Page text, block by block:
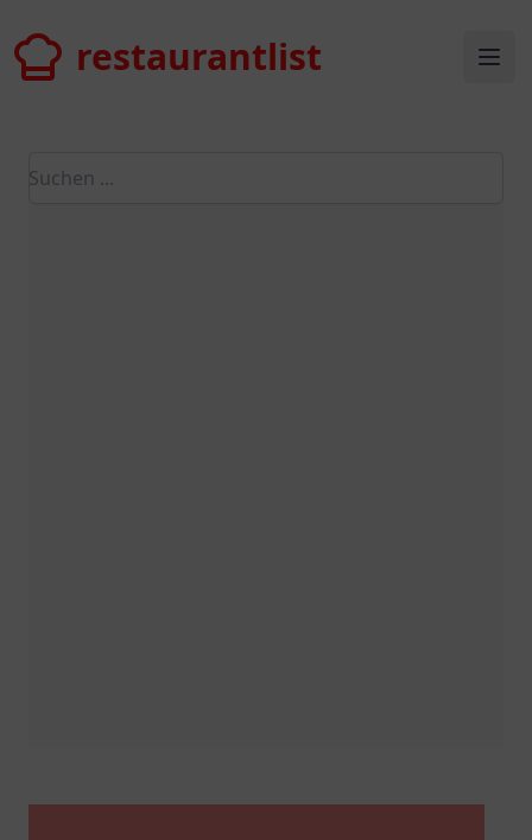
restaurantlistrestaurantlist